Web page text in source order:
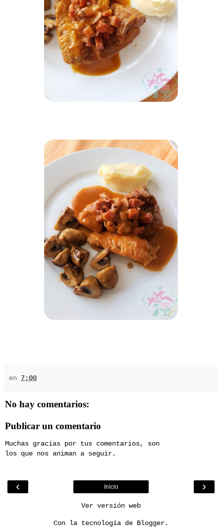
en 7:00
No hay comentarios:
Publicar un comentario
Muchas gracias por tus comentarios, son
los que nos animan a seguir.
‹ ›
Inicio
Ver versión web
Con la tecnología de Blogger.